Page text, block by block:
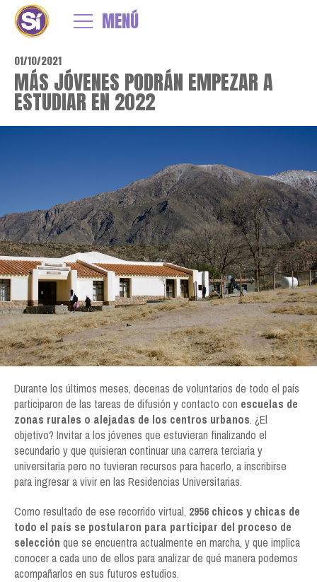
MENÚ
01/10/2021
MÁS JÓVENES PODRÁN EMPEZAR A
ESTUDIAR EN 2022
Durante los últimos meses, decenas de voluntarios de todo el país
participaron de las tareas de difusión y contacto con escuelas de
zonas rurales o alejadas de los centros urbanos. ¿El
objetivo? Invitar a los jóvenes que estuvieran finalizando el
secundario y que quisieran continuar una carrera terciaria y
universitaria pero no tuvieran recursos para hacerlo, a inscribirse
para ingresar a vivir en las Residencias Universitarias.
Como resultado de ese recorrido virtual, 2956 chicos y chicas de
todo el país se postularon para participar del proceso de
selección que se encuentra actualmente en marcha, y que implica
conocer a cada uno de ellos para analizar de qué manera podemos
acompañarlos en sus futuros estudios.